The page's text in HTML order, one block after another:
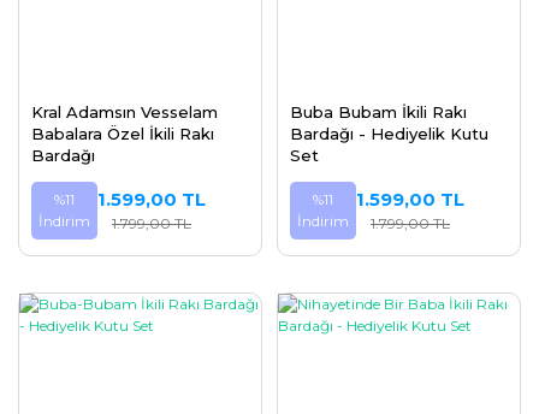
Kral Adamsın Vesselam
Babalara Özel İkili Rakı
Bardağı
%11
İndirim
1.599,00 TL
1.799,00 TL
Buba Bubam İkili Rakı
Bardağı - Hediyelik Kutu
Set
%11
İndirim
1.599,00 TL
1.799,00 TL